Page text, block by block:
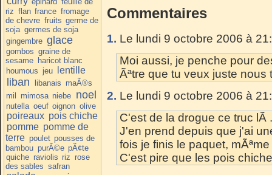
riz flan france fromage
de chevre fruits germe de
soja germes de soja
gingembre glace
gombos graine de
sesame haricot blanc
houmous jeu lentille
liban libanais maÃ®s
mil mimosa niebe noel
nutella oeuf oignon olive
poireaux pois chiche
pomme pomme de
terre poulet pousses de
bambou purÃ©e pÃ¢te
quiche raviolis riz rose
des sables safran
Commentaires
1. Le lundi 9 octobre 2006 à
Moi aussi, je penche pour
Ãªtre que tu veux juste nous
2. Le lundi 9 octobre 2006 à
C'est de la drogue ce truc lÃ
J'en prend depuis que j'ai
fois je finis le paquet,
C'est pire que les pois